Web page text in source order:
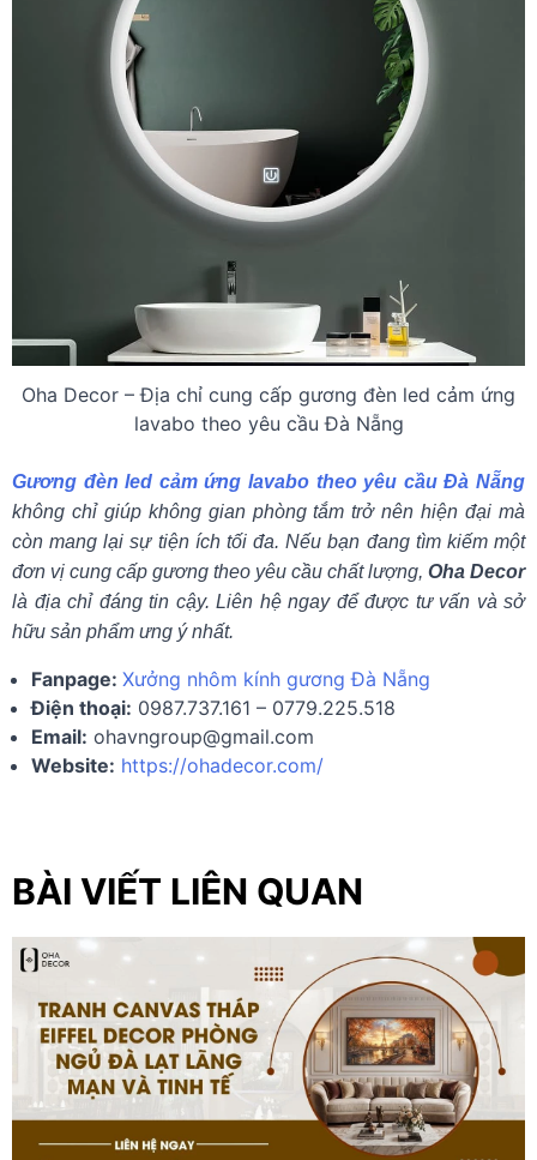
Oha Decor – Địa chỉ cung cấp gương đèn led cảm ứng
lavabo theo yêu cầu Đà Nẵng
Gương đèn led cảm ứng lavabo theo yêu cầu Đà Nẵng
không chỉ giúp không gian phòng tắm trở nên hiện đại mà
còn mang lại sự tiện ích tối đa. Nếu bạn đang tìm kiếm một
đơn vị cung cấp gương theo yêu cầu chất lượng, Oha Decor
là địa chỉ đáng tin cậy. Liên hệ ngay để được tư vấn và sở
hữu sản phẩm ưng ý nhất.
Fanpage: Xưởng nhôm kính gương Đà Nẵng
Điện thoại: 0987.737.161 – 0779.225.518
Email: ohavngroup@gmail.com
Website: https://ohadecor.com/
BÀI VIẾT LIÊN QUAN